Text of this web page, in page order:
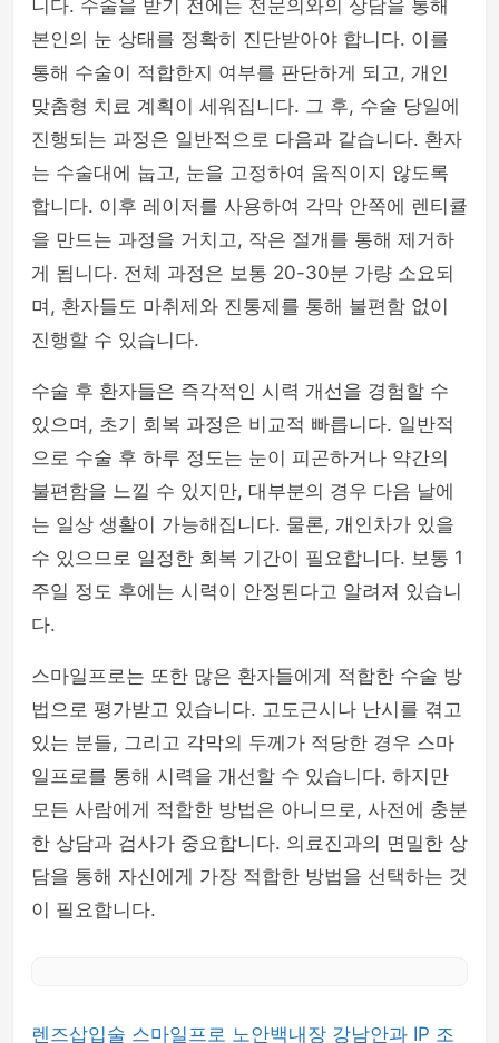
니다. 수술을 받기 전에는 전문의와의 상담을 통해
본인의 눈 상태를 정확히 진단받아야 합니다. 이를
통해 수술이 적합한지 여부를 판단하게 되고, 개인
맞춤형 치료 계획이 세워집니다. 그 후, 수술 당일에
진행되는 과정은 일반적으로 다음과 같습니다. 환자
는 수술대에 눕고, 눈을 고정하여 움직이지 않도록
합니다. 이후 레이저를 사용하여 각막 안쪽에 렌티큘
을 만드는 과정을 거치고, 작은 절개를 통해 제거하
게 됩니다. 전체 과정은 보통 20-30분 가량 소요되
며, 환자들도 마취제와 진통제를 통해 불편함 없이
진행할 수 있습니다.
수술 후 환자들은 즉각적인 시력 개선을 경험할 수
있으며, 초기 회복 과정은 비교적 빠릅니다. 일반적
으로 수술 후 하루 정도는 눈이 피곤하거나 약간의
불편함을 느낄 수 있지만, 대부분의 경우 다음 날에
는 일상 생활이 가능해집니다. 물론, 개인차가 있을
수 있으므로 일정한 회복 기간이 필요합니다. 보통 1
주일 정도 후에는 시력이 안정된다고 알려져 있습니
다.
스마일프로는 또한 많은 환자들에게 적합한 수술 방
법으로 평가받고 있습니다. 고도근시나 난시를 겪고
있는 분들, 그리고 각막의 두께가 적당한 경우 스마
일프로를 통해 시력을 개선할 수 있습니다. 하지만
모든 사람에게 적합한 방법은 아니므로, 사전에 충분
한 상담과 검사가 중요합니다. 의료진과의 면밀한 상
담을 통해 자신에게 가장 적합한 방법을 선택하는 것
이 필요합니다.
렌즈삽입술 스마일프로 노안백내장 강남안과 IP 조